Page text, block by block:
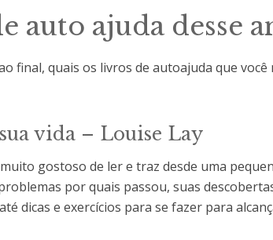
auto ajuda desse
final, quais os livros de autoajuda que
vida – Louise Lay
gostoso de ler e traz desde uma
por quais passou, suas
dicas e exercícios para se fazer para